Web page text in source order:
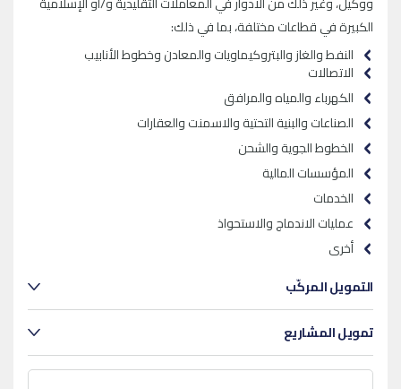
الكبيرة في قطاعات مختلفة، بما في ذلك:
النفط والغاز والبتروكيماويات والمعادن وخطوط الأنابيب
الاتصالات
الكهرباء والمياه والمرافق
الصناعات والبنية التحتية والاسمنت والعقارات
الخطوط الجوية والشحن
المؤسسات المالية
الخدمات
عمليات الاندماج والاستحواذ
أخرى
التمويل المركّب
تمويل المشاريع